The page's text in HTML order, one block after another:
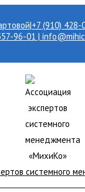
|+7 (910) 428-
96-01 |